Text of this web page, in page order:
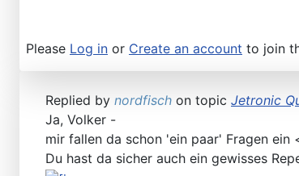
Please Log in or Create an account to join
Replied by nordfisch on topic Jetronic
Ja, Volker -
mir fallen da schon 'ein paar' Fragen ein
Du hast da sicher auch ein gewisses